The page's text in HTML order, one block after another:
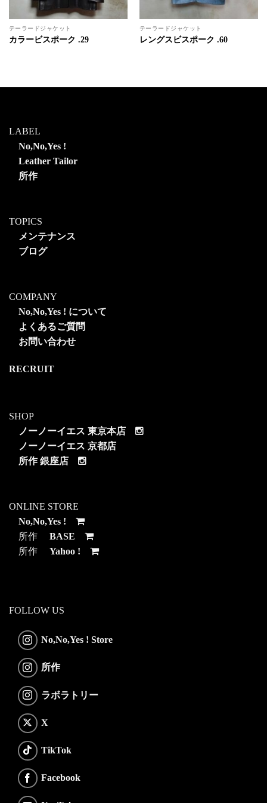
テーラードジャケット
カラービスポーク .29
テーラードジャケット
レングスビスポーク .60
LABEL
No,No,Yes !
Leather Tailor
所作
TOPICS
メンテナンス
ブログ
COMPANY
No,No,Yes ! について
よくあるご質問
お問い合わせ
RECRUIT
SHOP
ノーノーイエス 東京本店
ノーノーイエス 京都店
所作 銀座店
ONLINE STORE
No,No,Yes !
所作 BASE
所作 Yahoo !
FOLLOW US
No,No,Yes ! Store
所作
ラボラトリー
X
TikTok
Facebook